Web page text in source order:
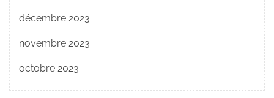
décembre 2023
novembre 2023
octobre 2023